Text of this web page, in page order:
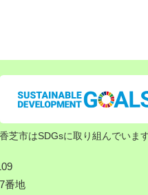
香芝市はSDGsに取り組んでいます
番地